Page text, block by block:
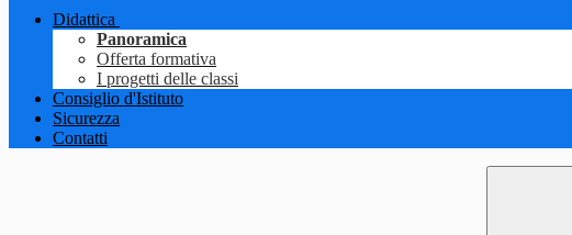
Didattica
Panoramica
Offerta formativa
I progetti delle classi
Consiglio d'Istituto
Sicurezza
Contatti